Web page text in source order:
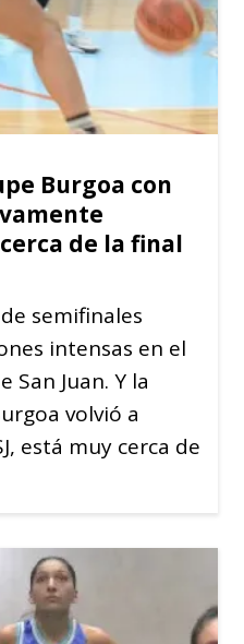
Burgoa con
de la final
semifinales
intensas en el
Juan. Y la
volvió a
está muy cerca de